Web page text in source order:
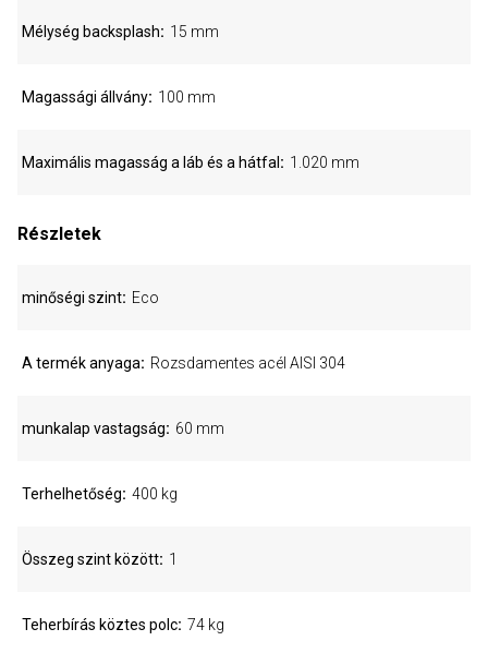
Mélység backsplash 15 mm
Magassági állvány 100 mm
Maximális magasság a láb és a hátfal 1.020 mm
Részletek
minőségi szint Eco
A termék anyaga Rozsdamentes acél AISI 304
munkalap vastagság 60 mm
Terhelhetőség 400 kg
Összeg szint között 1
Teherbírás köztes polc 74 kg